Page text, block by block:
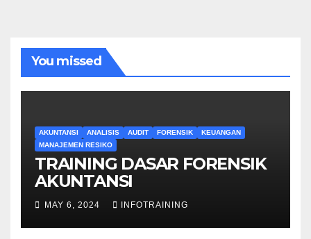
You missed
AKUNTANSI ANALISIS AUDIT FORENSIK
KEUANGAN
MANAJEMEN RESIKO
TRAINING DASAR FORENSIK
AKUNTANSI
MAY 6, 2024 INFOTRAINING